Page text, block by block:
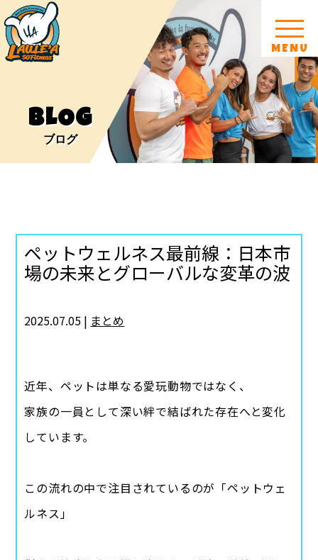
MENU
BLOG
ブログ
ペットウェルネス最前線：日本市
場の未来とグローバルな変革の波
2025.07.05 | まとめ
近年、ペットは単なる愛玩動物ではなく、
家族の一員として深い絆で結ばれた存在へと変化
しています。
この流れの中で注目されているのが「ペットウェ
ルネス」